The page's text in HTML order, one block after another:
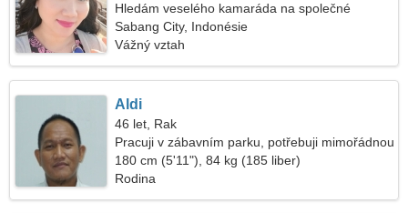
Hledám veselého kamaráda na společné
cestování
Sabang City, Indonésie
Vážný vztah
Aldi
46 let, Rak
Pracuji v zábavním parku, potřebuji mimořádnou
ženu
180 cm (5'11"), 84 kg (185 liber)
Rodina